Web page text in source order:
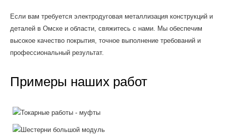
Если вам требуется электродуговая металлизация конструкций и
деталей в Омске и области, свяжитесь с нами. Мы обеспечим
высокое качество покрытия, точное выполнение требований и
профессиональный результат.
Примеры наших работ